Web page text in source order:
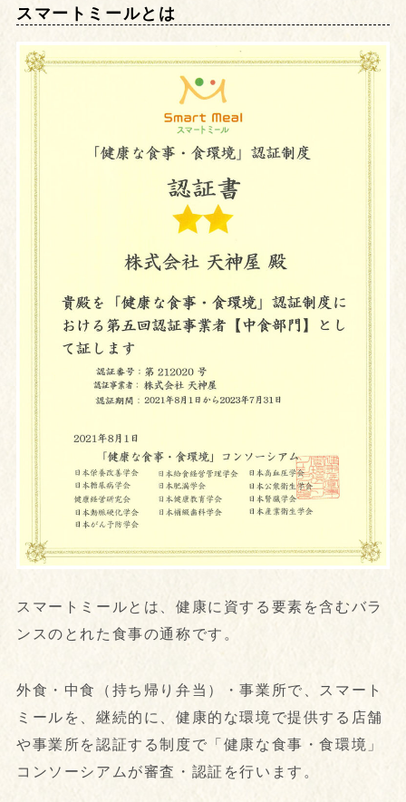
スマートミールとは
スマートミールとは、健康に資する要素を含むバラ
ンスのとれた食事の通称です。
外食・中食（持ち帰り弁当）・事業所で、スマート
ミールを、継続的に、健康的な環境で提供する店舗
や事業所を認証する制度で「健康な食事・食環境」
コンソーシアムが審査・認証を行います。